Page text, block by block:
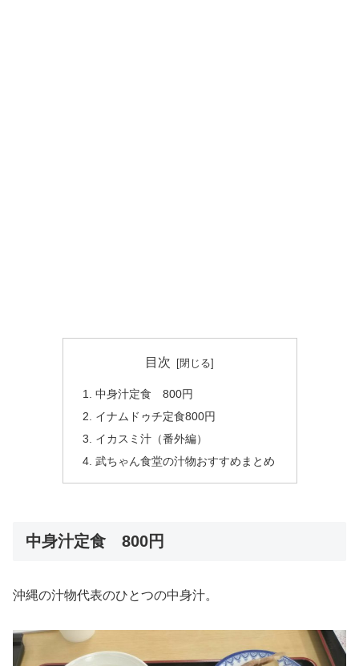
目次
中身汁定食 800円
イナムドゥチ定食800円
イカスミ汁（番外編）
武ちゃん食堂の汁物おすすめまとめ
中身汁定食 800円
沖縄の汁物代表のひとつの中身汁。